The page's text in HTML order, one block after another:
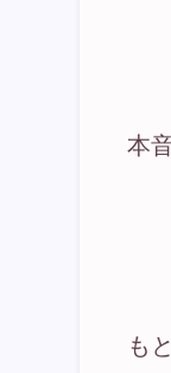
本
も